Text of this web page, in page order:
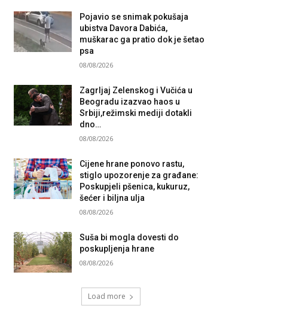
Pojavio se snimak pokušaja
ubistva Davora Dabića,
muškarac ga pratio dok je šetao
psa
08/08/2026
Zagrljaj Zelenskog i Vučića u
Beogradu izazvao haos u
Srbiji,režimski mediji dotakli
dno…
08/08/2026
Cijene hrane ponovo rastu,
stiglo upozorenje za građane:
Poskupjeli pšenica, kukuruz,
šećer i biljna ulja
08/08/2026
Suša bi mogla dovesti do
poskupljenja hrane
08/08/2026
Load more